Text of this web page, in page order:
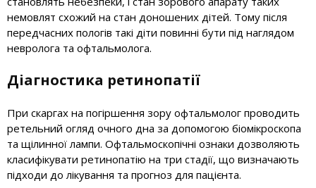
немовлят схожий на стан доношених дітей. Тому після
передчасних пологів такі діти повинні бути під наглядом
невролога та офтальмолога.
Діагностика ретинопатії
При скаргах на погіршення зору офтальмолог проводить
ретельний огляд очного дна за допомогою біомікроскопа
та щілинної лампи. Офтальмоскопічні ознаки дозволяють
класифікувати ретинопатію на три стадії, що визначають
підходи до лікування та прогноз для пацієнта.